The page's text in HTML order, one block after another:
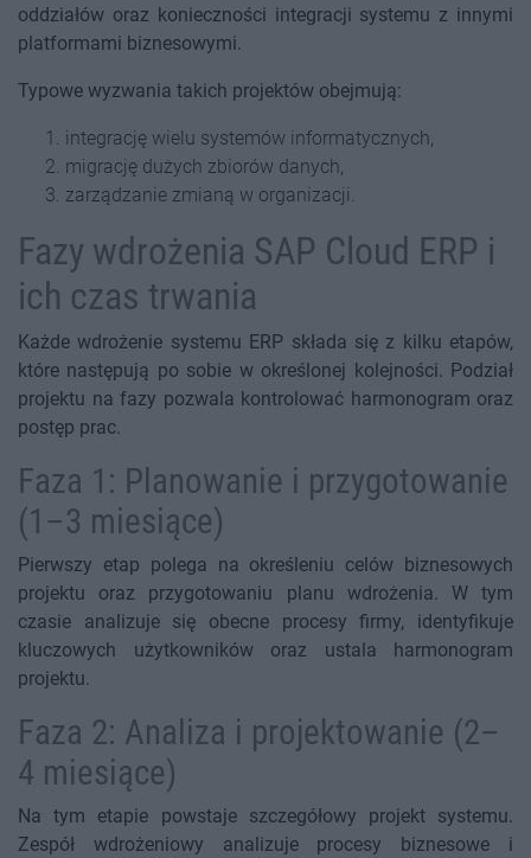
oddziałów oraz konieczności integracji systemu z innymi
platformami biznesowymi.
Typowe wyzwania takich projektów obejmują:
integrację wielu systemów informatycznych,
migrację dużych zbiorów danych,
zarządzanie zmianą w organizacji.
Fazy wdrożenia SAP Cloud ERP i
ich czas trwania
Każde wdrożenie systemu ERP składa się z kilku etapów,
które następują po sobie w określonej kolejności. Podział
projektu na fazy pozwala kontrolować harmonogram oraz
postęp prac.
Faza 1: Planowanie i przygotowanie
(1–3 miesiące)
Pierwszy etap polega na określeniu celów biznesowych
projektu oraz przygotowaniu planu wdrożenia. W tym
czasie analizuje się obecne procesy firmy, identyfikuje
kluczowych użytkowników oraz ustala harmonogram
projektu.
Faza 2: Analiza i projektowanie (2–
4 miesiące)
Na tym etapie powstaje szczegółowy projekt systemu.
Zespół wdrożeniowy analizuje procesy biznesowe i